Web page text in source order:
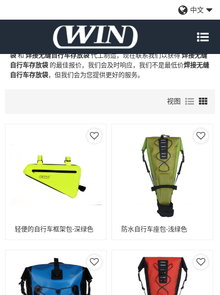
中文
焊接无缝自行车存放袋 的专业中国制造商和供应商，我们提供
焊接无缝自行车存放袋工厂、自有品牌
袋和焊接无缝自行车存放袋代工制造，现在联系我们以获得焊接无缝
自行车存放袋 的最佳报价，我们会及时响应，我们不是最低价焊接无缝
自行车存放袋，但我们会为您提供更好的服务。
视图
轻便的自行车框架包-深绿色 防水自行车座包-浅绿色